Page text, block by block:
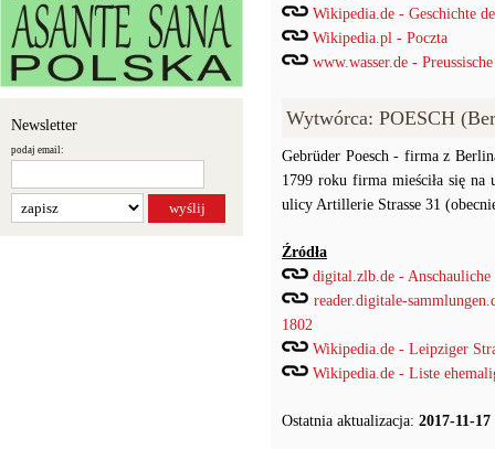
Newsletter
podaj email:
Wikipedia.de - Geschichte
Wikipedia.pl - Poczta
www.wasser.de -
Wytwórca: POESCH
Gebrüder Poesch - firma z
1799 roku firma mieściła się na
ulicy Artillerie Strasse 31
Źródła
digital.zlb.de -
reader.digitale-
1802
Wikipedia.de - Leipziger
Wikipedia.de - Liste
Ostatnia aktualizacja: 2017-11-17